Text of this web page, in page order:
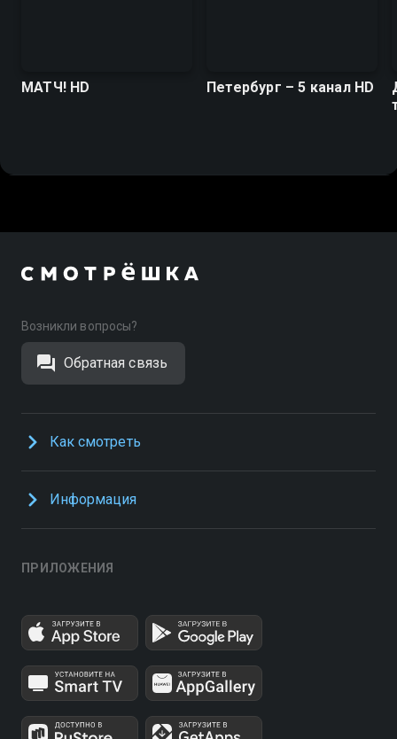
МАТЧ! HD Петербург – 5 канал HD
Возникли вопросы?
Обратная связь
Как смотреть
Информация
ПРИЛОЖЕНИЯ